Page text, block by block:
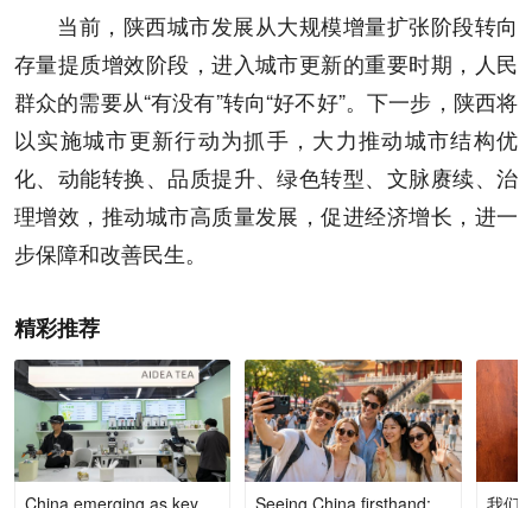
当前，陕西城市发展从大规模增量扩张阶段转向
存量提质增效阶段，进入城市更新的重要时期，人民
群众的需要从“有没有”转向“好不好”。下一步，陕西将
以实施城市更新行动为抓手，大力推动城市结构优
化、动能转换、品质提升、绿色转型、文脉赓续、治
理增效，推动城市高质量发展，促进经济增长，进一
步保障和改善民生。
精彩推荐
China emerging as key
Seeing China firsthand:
我们